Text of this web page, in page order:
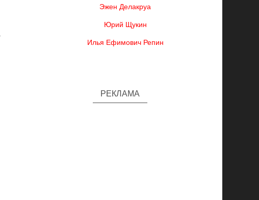
Эжен Делакруа
Юрий Щукин
Илья Ефимович Репин
РЕКЛАМА